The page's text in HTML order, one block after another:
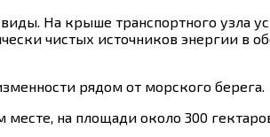
На крыше транспортного узла
чистых источников энергии в
рядом от морского берега.
на площади около 300